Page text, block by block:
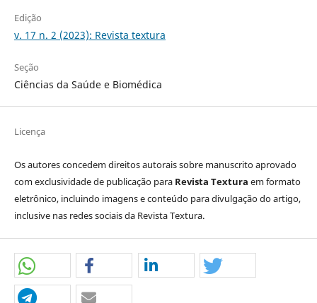
Edição
v. 17 n. 2 (2023): Revista textura
Seção
Ciências da Saúde e Biomédica
Licença
Os autores concedem direitos autorais sobre manuscrito aprovado
com exclusividade de publicação para Revista Textura em formato
eletrônico, incluindo imagens e conteúdo para divulgação do artigo,
inclusive nas redes sociais da Revista Textura.